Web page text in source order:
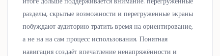
разделы, скрытые возможности и перегруженные экраны
побуждают аудиторию тратить время на ориентирование,
а не на на сам процесс использования. Понятная
навигация создаёт впечатление ненапряжённости и